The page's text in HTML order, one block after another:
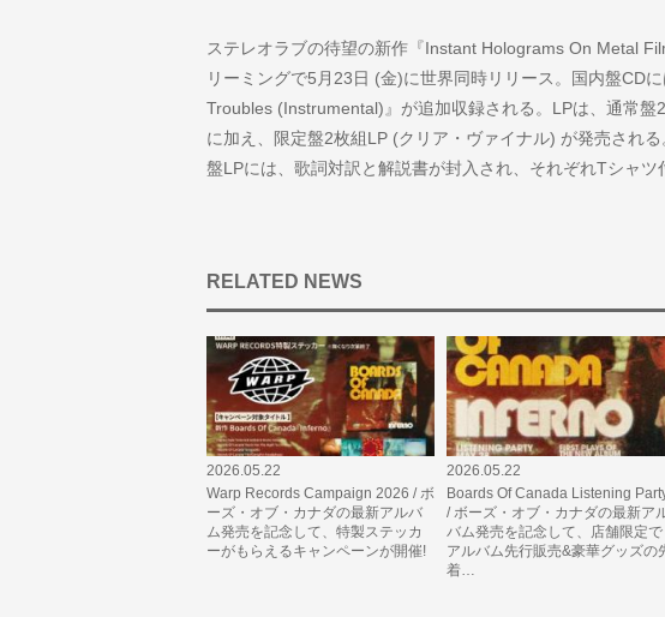
ステレオラブの待望の新作『Instant Holograms On Metal
リーミングで5月23日 (金)に世界同時リリース。国内盤CD
Troubles (Instrumental)』が追加収録される。LPは、通常盤
に加え、限定盤2枚組LP (クリア・ヴァイナル) が発売され
盤LPには、歌詞対訳と解説書が封入され、それぞれTシャツ
RELATED NEWS
2026.05.22
Warp Records Campaign 2026 / ボ
ーズ・オブ・カナダの最新アルバ
ム発売を記念して、特製ステッカ
ーがもらえるキャンペーンが開催!
2026.05.22
Boards Of Canada Listening
/ ボーズ・オブ・カナダの最新ア
バム発売を記念して、店舗限定で
アルバム先行販売&豪華グッズの
着…